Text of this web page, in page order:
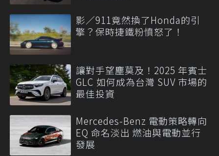
影／911竟然換了Honda的引
擎？保時捷鐵粉憤怒了！
讓對手望塵莫及！2025 年賓士
GLC 如何成為台灣 SUV 市場的
最佳投資
Mercedes-Benz 電動策略轉向
EQ 命名淡出 燃油與電動並行
發展